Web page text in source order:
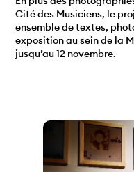
Cité des Musiciens, le
ensemble de textes,
exposition au sein de la
jusqu’au 12 novembre.